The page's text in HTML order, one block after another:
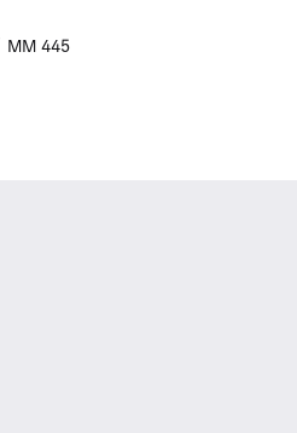
MM 445